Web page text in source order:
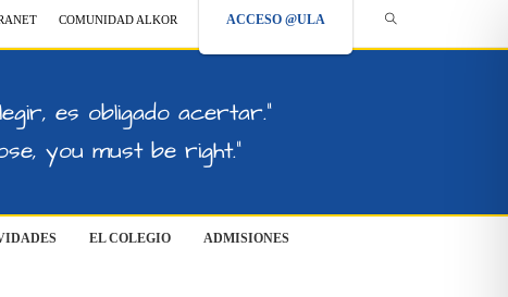
COMUNIDAD ALKOR ACCESO @ULA
es obligado acertar."
you must be right."
EL COLEGIO ADMISIONES